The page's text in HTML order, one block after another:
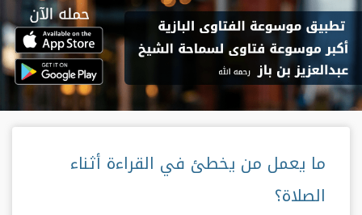
ما يعمل من يخطئ في القراءة أثناء
الصلاة؟